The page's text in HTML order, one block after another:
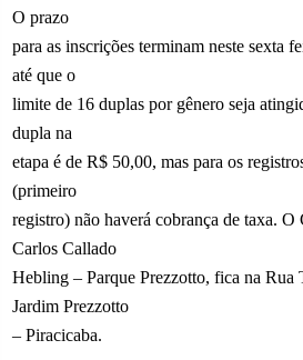
O prazo
para as inscrições terminam neste sexta
até que o
limite de 16 duplas por gênero seja
dupla na
etapa é de R$ 50,00, mas para os
(primeiro
registro) não haverá cobrança de taxa.
Carlos Callado
Hebling – Parque Prezzotto, fica na Rua
Jardim Prezzotto
– Piracicaba.